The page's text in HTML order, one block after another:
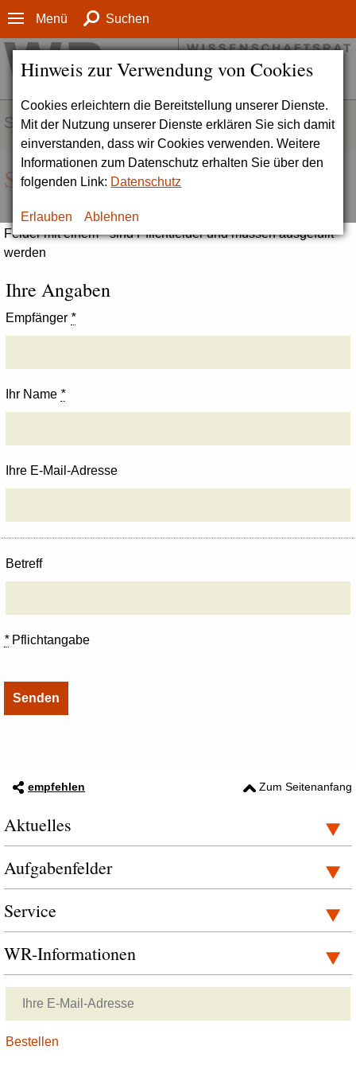
Hinweis zur Verwendung von Cookies
Cookies erleichtern die Bereitstellung unserer Dienste.
Mit der Nutzung unserer Dienste erklären Sie sich damit
einverstanden, dass wir Cookies verwenden. Weitere
Informationen zum Datenschutz erhalten Sie über den
folgenden Link: Datenschutz
Erlauben Ablehnen
Menü Suchen
SERVICE
Seite empfehlen
Felder mit einem * sind Pflichtfelder und müssen ausgefüllt
werden
Ihre Angaben
Empfänger *
Ihr Name *
Ihre E-Mail-Adresse
Betreff
*Pflichtangabe
empfehlen Zum Seitenanfang
Aktuelles
Aufgabenfelder
Service
WR-Informationen